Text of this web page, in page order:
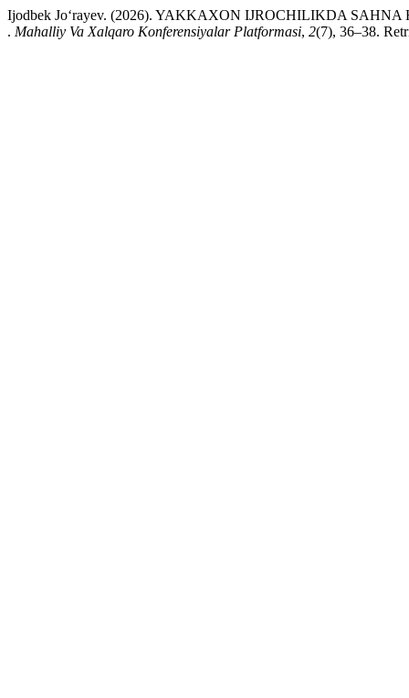
Ijodbek Jo‘rayev. (2026). YAKKAXON IJROCHILIKDA
. Mahalliy Va Xalqaro Konferensiyalar Platformasi, 2(7), 36–38.